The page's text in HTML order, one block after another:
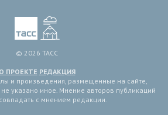
© 2026 ТАСС
О ПРОЕКТЕ РЕДАКЦИЯ
и произведения, размещенные на сайте,
указано иное. Мнение авторов публикаций
с мнением редакции.